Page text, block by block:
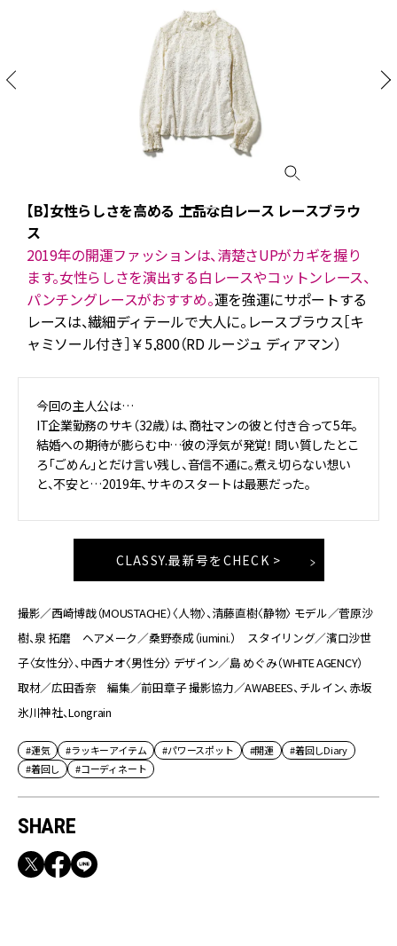
【B】女性らしさを高める 上品な白レース レースブラウ
ス
2019年の開運ファッションは、清楚さUPがカギを握り
ます。女性らしさを演出する白レースやコットンレース、
パンチングレースがおすすめ。運を強運にサポートする
レースは、繊細ディテールで大人に。レースブラウス［キ
ャミソール付き］￥5,800（RD ルージュ ディアマン）
今回の主人公は…
IT企業勤務のサキ（32歳）は、商社マンの彼と付き合って5年。
結婚への期待が膨らむ中…彼の浮気が発覚！ 問い質したとこ
ろ「ごめん」とだけ言い残し、音信不通に。煮え切らない想い
と、不安と…2019年、サキのスタートは最悪だった。
CLASSY.最新号をCHECK >
撮影／西崎博哉（MOUSTACHE）〈人物〉、清藤直樹〈静物〉 モデル／菅原沙
樹、泉 拓磨 ヘアメーク／桑野泰成（iumini.） スタイリング／濱口沙世
子〈女性分〉、中西ナオ〈男性分〉 デザイン／島 めぐみ（WHITE AGENCY）
取材／広田香奈 編集／前田章子 撮影協力／AWABEES、チルイン、赤坂
氷川神社、Longrain
#運気 #ラッキーアイテム #パワースポット #開運
#着回しDiary
#着回し
#コーディネート
SHARE